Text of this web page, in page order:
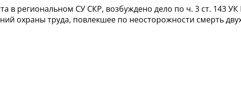
в региональном СУ СКР, возбуждено дело по ч. 3 ст. 143
охраны труда, повлекшее по неосторожности смерть